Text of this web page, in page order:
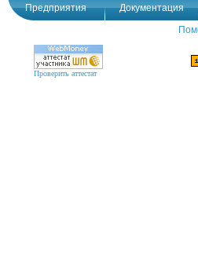
Предприятия Документация
Проверить аттестат